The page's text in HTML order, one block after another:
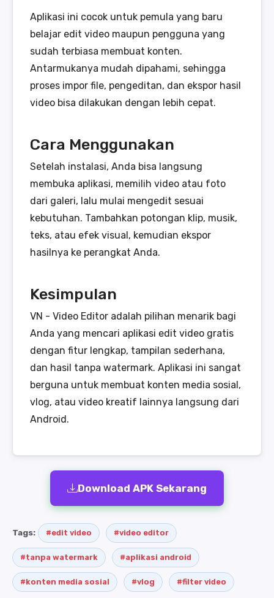
Aplikasi ini cocok untuk pemula yang baru
belajar edit video maupun pengguna yang
sudah terbiasa membuat konten.
Antarmukanya mudah dipahami, sehingga
proses impor file, pengeditan, dan ekspor hasil
video bisa dilakukan dengan lebih cepat.
Cara Menggunakan
Setelah instalasi, Anda bisa langsung
membuka aplikasi, memilih video atau foto
dari galeri, lalu mulai mengedit sesuai
kebutuhan. Tambahkan potongan klip, musik,
teks, atau efek visual, kemudian ekspor
hasilnya ke perangkat Anda.
Kesimpulan
VN - Video Editor adalah pilihan menarik bagi
Anda yang mencari aplikasi edit video gratis
dengan fitur lengkap, tampilan sederhana,
dan hasil tanpa watermark. Aplikasi ini sangat
berguna untuk membuat konten media sosial,
vlog, atau video kreatif lainnya langsung dari
Android.
Download APK Sekarang
Tags: #edit video #video editor
#tanpa watermark #aplikasi android
#konten media sosial #vlog #filter video